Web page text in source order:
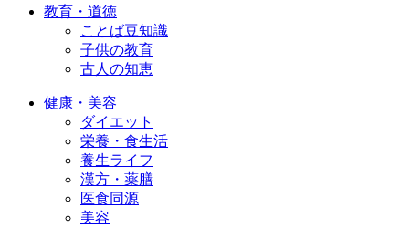
教育・道徳
ことば豆知識
子供の教育
古人の知恵
健康・美容
ダイエット
栄養・食生活
養生ライフ
漢方・薬膳
医食同源
美容